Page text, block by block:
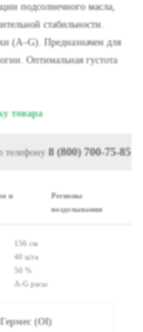
подсолнечного масла,
стабильности.
(A–G). Предназначен для
Оптимальная густота
товара
телефону 8 (800) 700-75-85
и
Регионы
возделывания
156 см
40 ц/га
50 %
A-G расы
Гермес (Ol)